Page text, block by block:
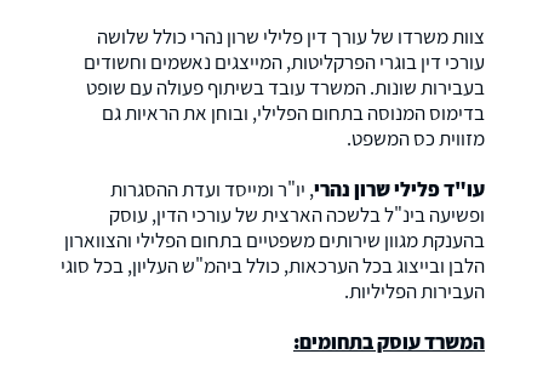
צוות משרדו של עורך דין פלילי שרון נהרי כולל שלושה
עורכי דין בוגרי הפרקליטות, המייצגים נאשמים וחשודים
בעבירות שונות. המשרד עובד בשיתוף פעולה עם שופט
בדימוס המנוסה בתחום הפלילי, ובוחן את הראיות גם
מזווית כס המשפט.
עו"ד פלילי שרון נהרי, יו"ר ומייסד ועדת ההסגרות
ופשיעה בינ"ל בלשכה הארצית של עורכי הדין, עוסק
בהענקת מגוון שירותים משפטיים בתחום הפלילי והצווארון
הלבן ובייצוג בכל הערכאות, כולל ביהמ"ש העליון, בכל סוגי
העבירות הפליליות.
המשרד עוסק בתחומים: